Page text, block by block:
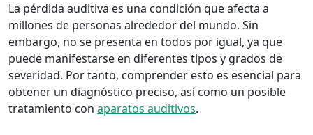
La pérdida auditiva es una condición que afecta a
millones de personas alrededor del mundo. Sin
embargo, no se presenta en todos por igual, ya que
puede manifestarse en diferentes tipos y grados de
severidad. Por tanto, comprender esto es esencial para
obtener un diagnóstico preciso, así como un posible
tratamiento con aparatos auditivos.